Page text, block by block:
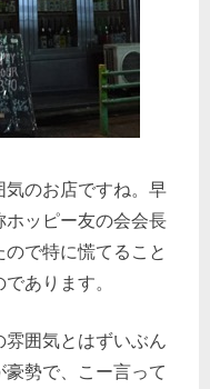
のお店ですね。早
ッピー友の会会長
で特に慌てること
あります。
囲気とはずいぶん
勢で、こー言って